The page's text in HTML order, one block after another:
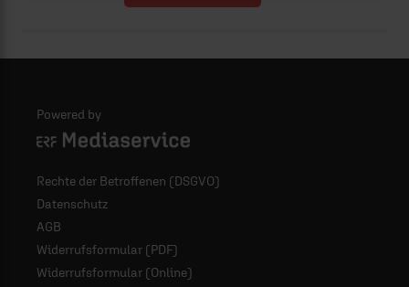
Powered by
Logo - ERF Mediaservice
Rechte der Betroffenen (DSGVO)
Datenschutz
AGB
Widerrufsformular (PDF)
Widerrufsformular (Online)